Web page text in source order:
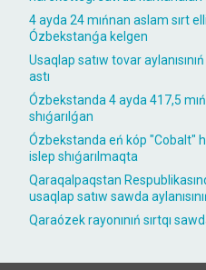
4 ayda 24 mıńnan aslam sırt
Ózbekstanǵa kelgen
Usaqlap satıw tovar
astı
Ózbekstanda 4 ayda 417,5
shıǵarılǵan
Ózbekstanda eń kóp "Cobalt"
islep shıǵarılmaqta
Qaraqalpaqstan
usaqlap satıw sawda
Qaraózek rayonınıń sırtqı